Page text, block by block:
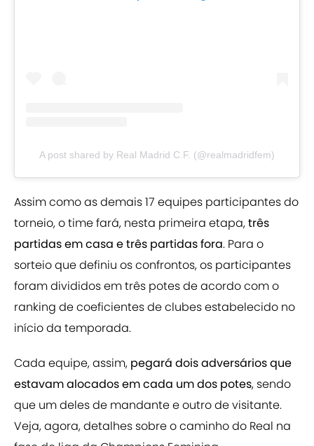
A post shared by Real Madrid C.F. (@realmadridfem)
Assim como as demais 17 equipes participantes do
torneio, o time fará, nesta primeira etapa,três
partidas em casa e três partidas fora. Para o
sorteio que definiu os confrontos, os participantes
foram divididos em três potes de acordo com o
ranking de coeficientes de clubes estabelecido no
início da temporada.
Cada equipe, assim, pegará dois adversários que
estavam alocados em cada um dos potes, sendo
que um deles de mandante e outro de visitante.
Veja, agora, detalhes sobre o caminho do Real na